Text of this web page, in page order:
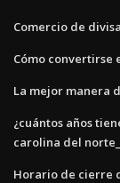
Comercio de
Cómo convertirse
La mejor manera
¿cuántos años
carolina del norte_
Horario de cierre